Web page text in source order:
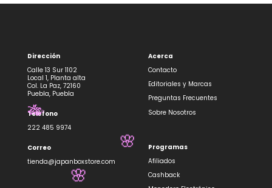
Dirección
Calle 13 Sur 1102
Local 1, Planta alta
Col. La Paz, 72160
Puebla, Puebla
Teléfono
222 485 9974
Correo
tienda@japanboxstore.com
Acerca
Contacto
Editoriales y Marcas
Preguntas Frecuentes
Sobre Nosotros
Programas
Afiliados
Cashback
🎋
✨
🌸